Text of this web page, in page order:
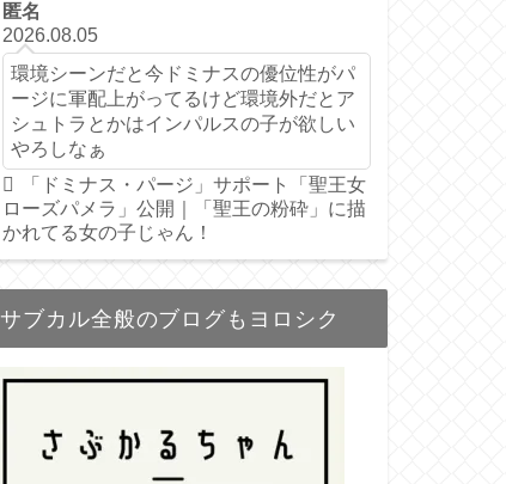
匿名
2026.08.05
環境シーンだと今ドミナスの優位性がパ
ージに軍配上がってるけど環境外だとア
シュトラとかはインパルスの子が欲しい
やろしなぁ
「ドミナス・パージ」サポート「聖王女
ローズパメラ」公開｜「聖王の粉砕」に描
かれてる女の子じゃん！
サブカル全般のブログもヨロシク